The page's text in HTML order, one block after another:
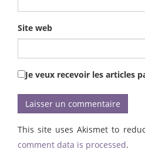
Site web
Je veux recevoir les articles
This site uses Akismet to
comment data is processed.